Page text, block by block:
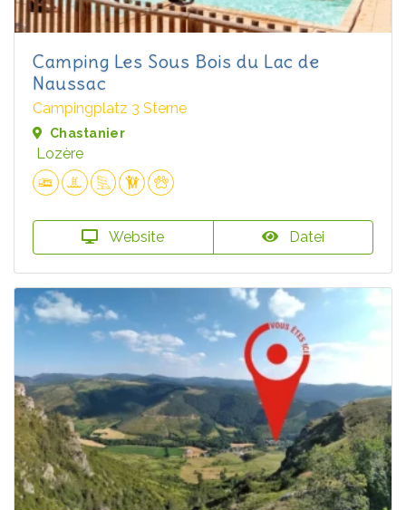
Camping Les Sous Bois du Lac de
Naussac
Campingplatz 3 Sterne
Chastanier
Lozère
Website Datei